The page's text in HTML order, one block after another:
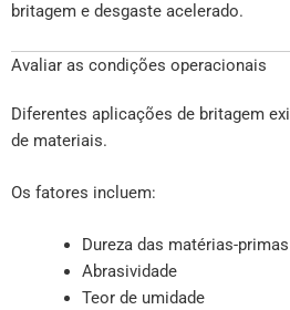
britagem e desgaste acelerado.
Avaliar as condições operacionais
Diferentes aplicações de britagem
de materiais.
Os fatores incluem:
Dureza das matérias-primas
Abrasividade
Teor de umidade